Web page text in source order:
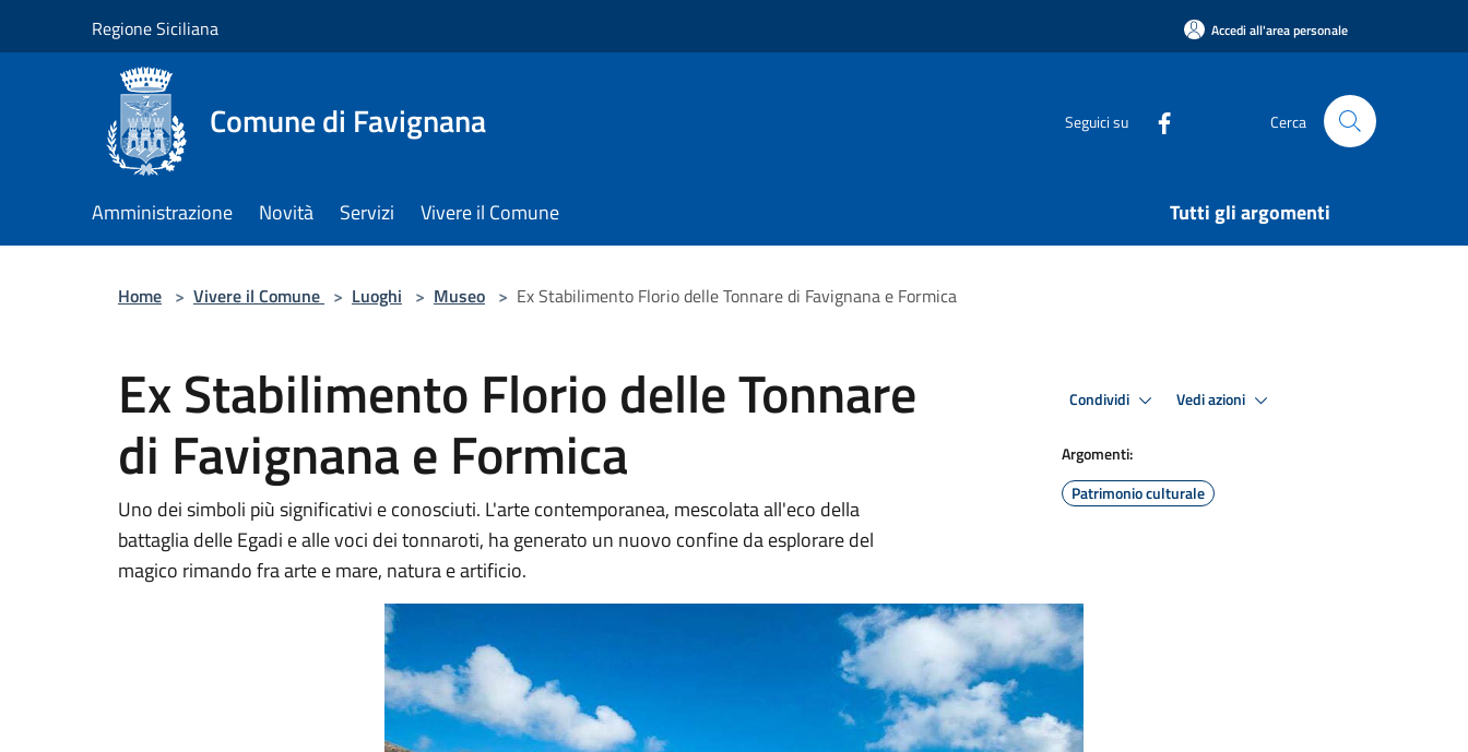
Regione Siciliana Accedi all'area personale
Comune di Favignana Seguici su Cerca
Amministrazione Novità Servizi Vivere il Comune Tutti gli argomenti
Home > Vivere il Comune > Luoghi > Museo > Ex Stabilimento Florio delle Tonnare di Favignana e Formica
Ex Stabilimento Florio delle Tonnare
di Favignana e Formica
Uno dei simboli più significativi e conosciuti. L'arte contemporanea, mescolata all'eco della
battaglia delle Egadi e alle voci dei tonnaroti, ha generato un nuovo confine da esplorare del
magico rimando fra arte e mare, natura e artificio.
Condividi Vedi azioni
Argomenti:
Patrimonio culturale